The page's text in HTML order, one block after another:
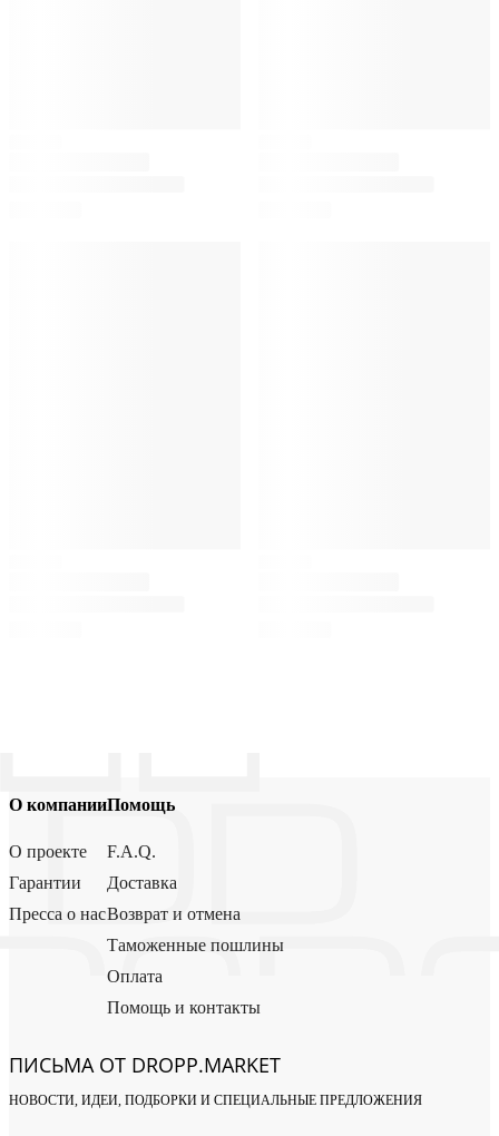
О компании
О проекте
Гарантии
Пресса о нас
Помощь
F.A.Q.
Доставка
Возврат и отмена
Таможенные пошлины
Оплата
Помощь и контакты
ПИСЬМА ОТ DROPP.MARKET
НОВОСТИ, ИДЕИ, ПОДБОРКИ И СПЕЦИАЛЬНЫЕ ПРЕДЛОЖЕНИЯ